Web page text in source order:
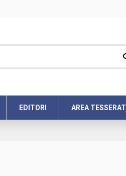
EDITORI AREA TESSERATI